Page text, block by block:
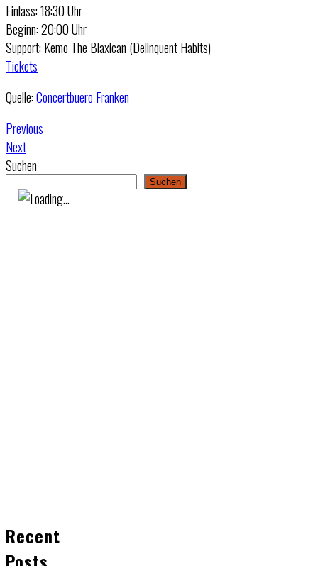
Einlass: 18:30 Uhr
Beginn: 20:00 Uhr
Support: Kemo The Blaxican (Delinquent Habits)
Tickets
Quelle:Concertbuero Franken
Previous
Next
Suchen
Suchen
Recent
Posts